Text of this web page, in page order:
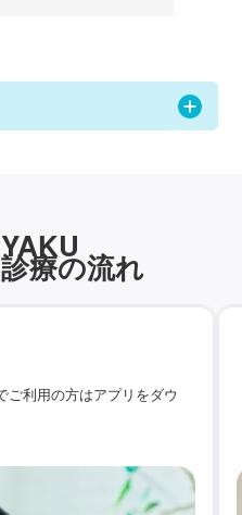
療の流れ
ご利用の方はアプリをダウ